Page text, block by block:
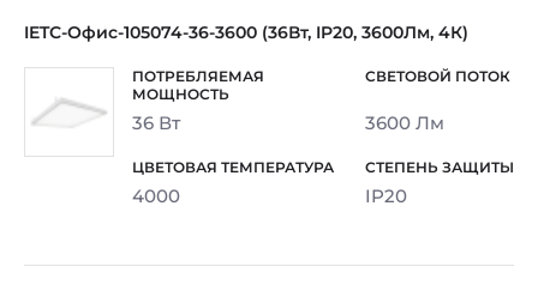
IETC-Офис-105074-36-3600 (36Вт, IP20, 3600Лм, 4К)
36 Вт 3600 Лм
4000 IP20